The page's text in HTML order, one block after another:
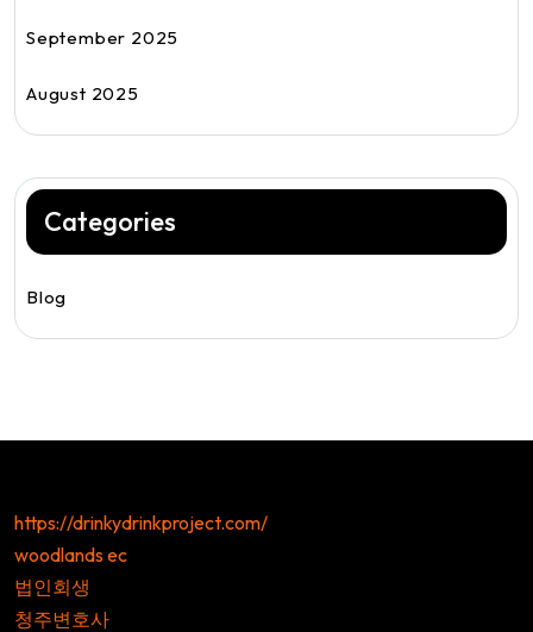
September 2025
August 2025
Categories
Blog
https://drinkydrinkproject.com/
woodlands ec
법인회생
청주변호사